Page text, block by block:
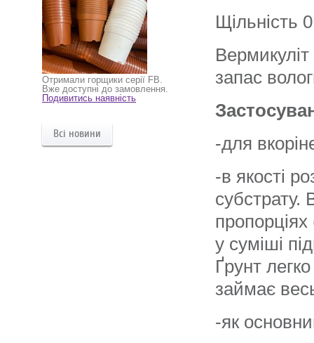
Отримали горщики серії FB.
Вже доступні до замовлення.
Подивитись наявність
Всі новини
Щільність
запас
З
-для
-в якості
субстрату.
у суміші
Ґрунт
займає
-як